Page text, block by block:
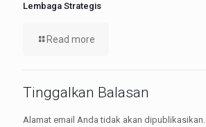
Lembaga Strategis
Read more
Tinggalkan Balasan
Alamat email Anda tidak akan dipublikasikan.